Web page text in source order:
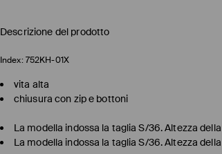
Descrizione del prodotto
Index: 752KH-01X
vita alta
chiusura con zip e bottoni
La modella indossa la taglia S/36. Altezza
La modella indossa la taglia S/36. Altezza